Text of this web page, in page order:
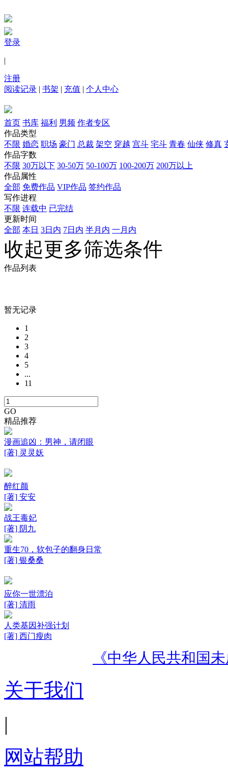
登录
|
注册
阅读记录 | 书架 | 充值 | 个人中心
首页 书库 福利 男频 作者专区
作品类型
不限 婚恋 职场 豪门 总裁 架空 穿越 宫斗 宅斗 青春 仙侠 修真
作品字数
不限 30万以下 30-50万 50-100万 100-200万 200万以上
作品属性
全部 免费作品 VIP作品 签约作品
写作进程
不限 连载中 已完结
更新时间
全部 本日 3日内 7日内 半月内 一月内
收起更多筛选条件
作品列表
暂无记录
1
2
3
4
5
...
11
GO
精品推荐
漫画追凶：男神，请闭眼
[著] 灵灵妖
醉红颜
[著] 安安
战王毒妃
[著] 阴九
重生70，软包子的翻身日常
[著] 银桑桑
应你一世漂泊
[著] 清雨
人类基因补强计划
[著] 西门瘦肉
《中华人民共和国
关于我们
|
网站帮助